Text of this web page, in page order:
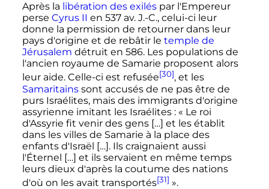
Après la libération des exiléspar l'Empereur
perse Cyrus II en 537 av. J.-C., celui-ci leur
donne la permission de retourner dans leur
pays d'origine et de rebâtir le temple de
Jérusalem détruit en 586. Les populations de
l'ancien royaume de Samarie proposent alors
leur aide. Celle-ci est refusée[30], et les
Samaritainssont accusés de ne pas être de
purs Israélites, mais des immigrants d'origine
assyrienne imitant les Israélites : « Le roi
d'Assyrie fit venir des gens […] et les établit
dans les villes de Samarie à la place des
enfants d'Israël […]. Ils craignaient aussi
l'Éternel […] et ils servaient en même temps
leurs dieux d'après la coutume des nations
d'où on les avait transportés[31] ».